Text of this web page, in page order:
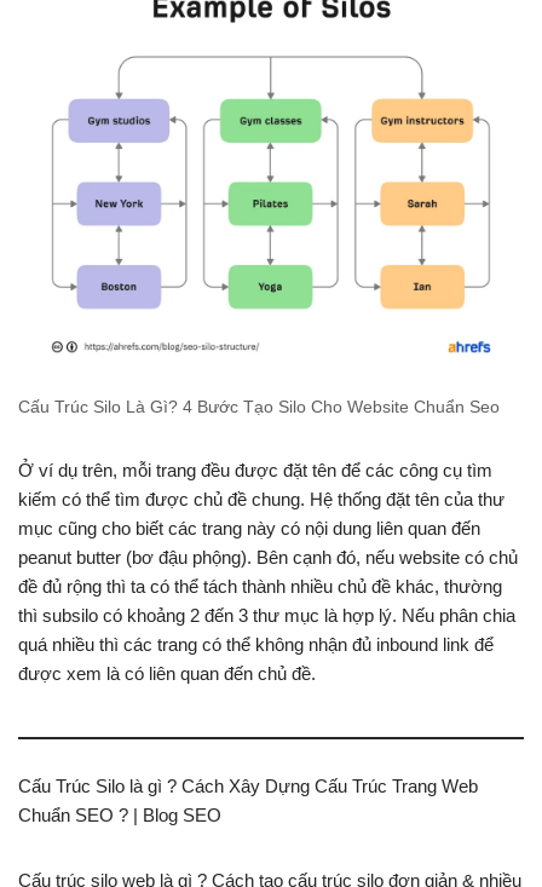
Cấu Trúc Silo Là Gì? 4 Bước Tạo Silo Cho Website Chuẩn Seo
Ở ví dụ trên, mỗi trang đều được đặt tên để các công cụ tìm
kiếm có thể tìm được chủ đề chung. Hệ thống đặt tên của thư
mục cũng cho biết các trang này có nội dung liên quan đến
peanut butter (bơ đậu phộng). Bên cạnh đó, nếu website có chủ
đề đủ rộng thì ta có thể tách thành nhiều chủ đề khác, thường
thì subsilo có khoảng 2 đến 3 thư mục là hợp lý. Nếu phân chia
quá nhiều thì các trang có thể không nhận đủ inbound link để
được xem là có liên quan đến chủ đề.
Cấu Trúc Silo là gì ? Cách Xây Dựng Cấu Trúc Trang Web
Chuẩn SEO ? | Blog SEO
Cấu trúc silo web là gì ? Cách tạo cấu trúc silo đơn giản & nhiều